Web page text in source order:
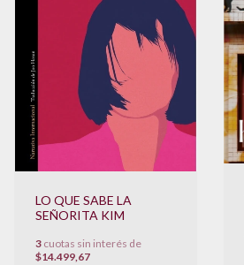
LO QUE SABE LA
SEÑORITA KIM
3cuotas sin interés de
$14.499,67